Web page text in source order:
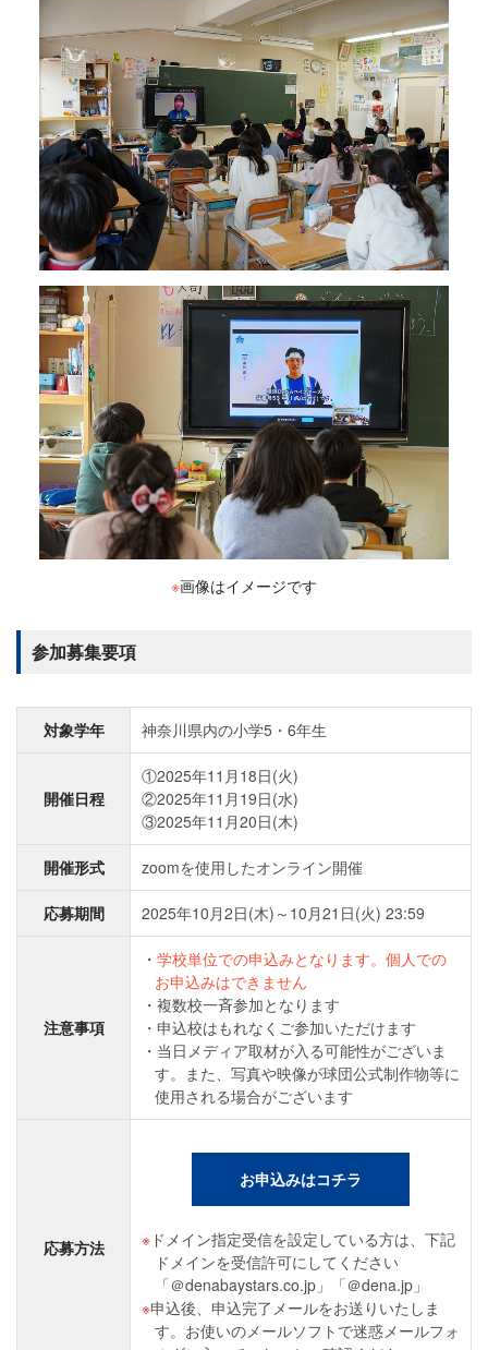
※画像はイメージです
参加募集要項
対象学年 神奈川県内の小学5・6年生
開催日程
①2025年11月18日(火)
②2025年11月19日(水)
③2025年11月20日(木)
開催形式 zoomを使用したオンライン開催
応募期間 2025年10月2日(木)～10月21日(火) 23:59
注意事項
学校単位での申込みとなります。個人での
お申込みはできません
複数校一斉参加となります
申込校はもれなくご参加いただけます
当日メディア取材が入る可能性がございま
す。また、写真や映像が球団公式制作物等に
使用される場合がございます
応募方法
お申込みはコチラ
ドメイン指定受信を設定している方は、下記
ドメインを受信許可にしてください
「＠denabaystars.co.jp」「＠dena.jp」
申込後、申込完了メールをお送りいたしま
す。お使いのメールソフトで迷惑メールフォ